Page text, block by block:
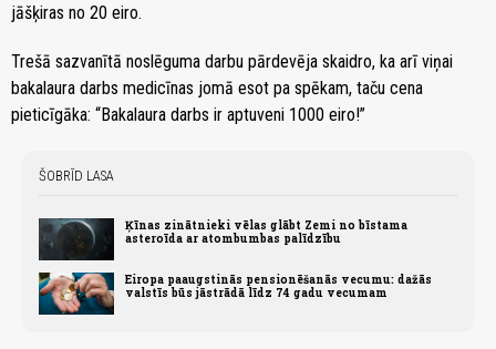
jāšķiras no 20 eiro.
Trešā sazvanītā noslēguma darbu pārdevēja skaidro, ka arī viņai
bakalaura darbs medicīnas jomā esot pa spēkam, taču cena
pieticīgāka: “Bakalaura darbs ir aptuveni 1000 eiro!”
ŠOBRĪD LASA
Ķīnas zinātnieki vēlas glābt Zemi no bīstama
asteroīda ar atombumbas palīdzību
Eiropa paaugstinās pensionēšanās vecumu: dažās
valstīs būs jāstrādā līdz 74 gadu vecumam